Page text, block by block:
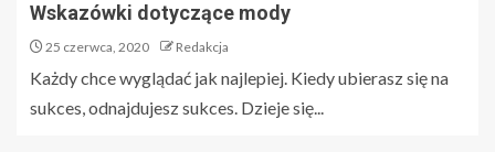
Wskazówki dotyczące mody
25 czerwca, 2020 Redakcja
Każdy chce wyglądać jak najlepiej. Kiedy ubierasz się na
sukces, odnajdujesz sukces. Dzieje się...